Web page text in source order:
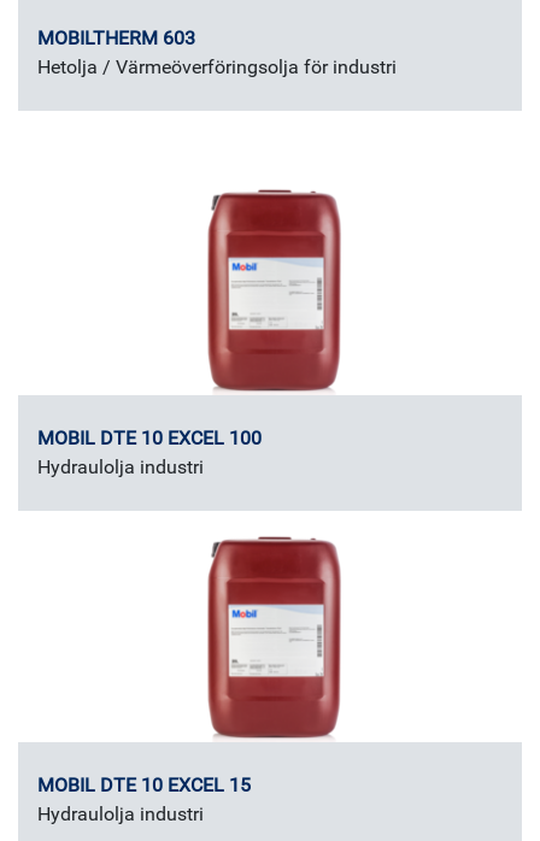
MOBILTHERM 603
Hetolja / Värmeöverföringsolja för industri
MOBIL DTE 10 EXCEL 100
Hydraulolja industri
MOBIL DTE 10 EXCEL 15
Hydraulolja industri